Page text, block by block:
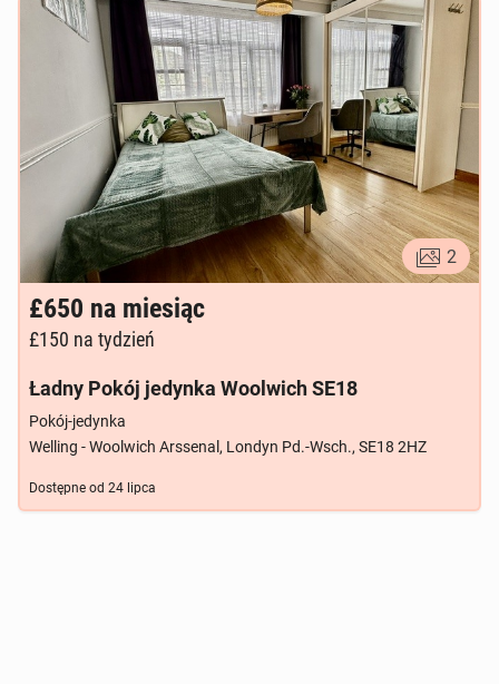
2
£650 na miesiąc
£150 na tydzień
Ładny Pokój jedynka Woolwich SE18
Pokój-jedynka
Welling - Woolwich Arssenal, Londyn Pd.-Wsch., SE18 2HZ
Dostępne od 24 lipca